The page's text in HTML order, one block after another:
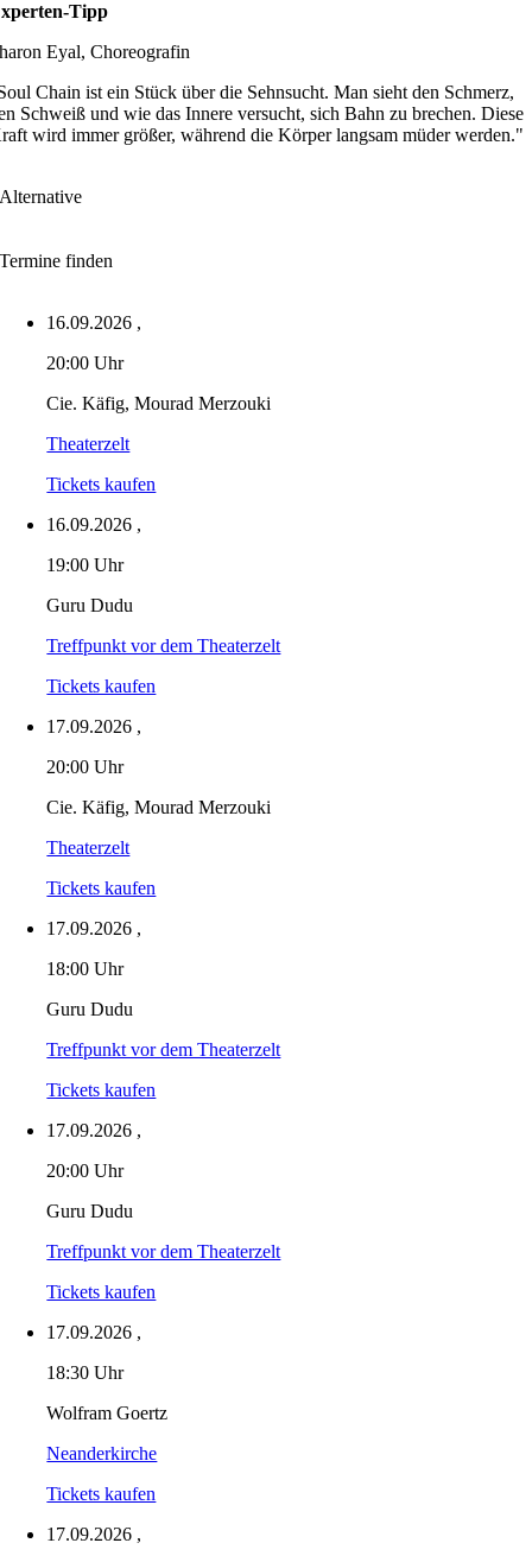
Tipp
Eyal, Choreografin
Chain ist ein Stück über die Sehnsucht. Man sieht den Schmerz,
Schweiß und wie das Innere versucht, sich Bahn zu brechen. Diese
wird immer größer, während die Körper langsam müder werden."
Alternative
Termine finden
16.09.2026 ,
20:00 Uhr
Cie. Käfig, Mourad Merzouki
Theaterzelt
Tickets kaufen
16.09.2026 ,
19:00 Uhr
Guru Dudu
Treffpunkt vor dem Theaterzelt
Tickets kaufen
17.09.2026 ,
20:00 Uhr
Cie. Käfig, Mourad Merzouki
Theaterzelt
Tickets kaufen
17.09.2026 ,
18:00 Uhr
Guru Dudu
Treffpunkt vor dem Theaterzelt
Tickets kaufen
17.09.2026 ,
20:00 Uhr
Guru Dudu
Treffpunkt vor dem Theaterzelt
Tickets kaufen
17.09.2026 ,
18:30 Uhr
Wolfram Goertz
Neanderkirche
Tickets kaufen
17.09.2026 ,